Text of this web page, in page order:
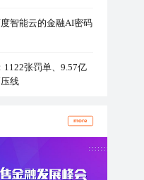
智能云的金融AI密码
1122张罚单、9.57亿
线
more